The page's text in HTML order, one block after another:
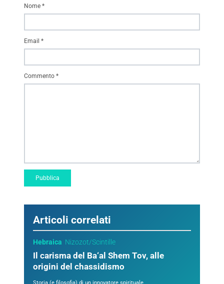
Articoli correlati
Hebraica Nizozot/Scintille
Il carisma del Ba‘al Shem Tov, alle
origini del chassidismo
Storia (e filosofia) di un innovatore spirituale
Commento *
Nome *
Email *